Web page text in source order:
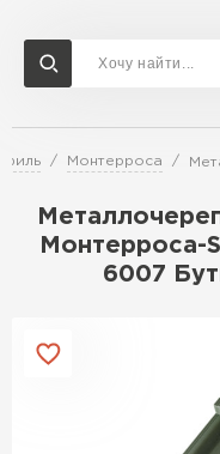
Монтерроса
Монтерроса-
6007
Доставка и оплата
Перейти в каталог